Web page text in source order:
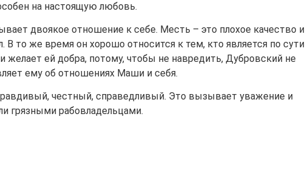
на настоящую любовь.
двоякое отношение к себе. Месть – это плохое качество и
то же время он хорошо относится к тем, кто является по сути
ей добра, потому, чтобы не навредить, Дубровский не
ему об отношениях Маши и себя.
честный, справедливый. Это вызывает уважение и
грязными рабовладельцами.